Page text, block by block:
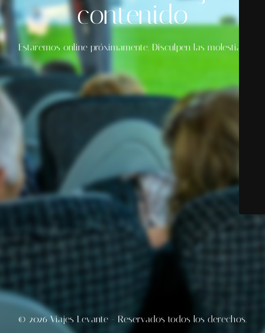
contenido
Estaremos online próximamente. Disculpen las molestias.
© 2026 Viajes Levante - Reservados todos los derechos.